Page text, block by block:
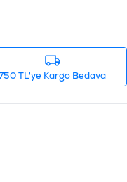
TL'ye Kargo Bedava